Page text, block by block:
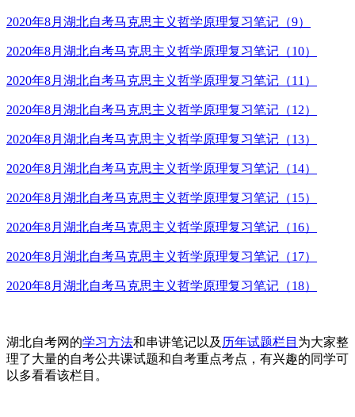
2020年8月湖北自考马克思主义哲学原理复习笔记（9）
2020年8月湖北自考马克思主义哲学原理复习笔记（10）
2020年8月湖北自考马克思主义哲学原理复习笔记（11）
2020年8月湖北自考马克思主义哲学原理复习笔记（12）
2020年8月湖北自考马克思主义哲学原理复习笔记（13）
2020年8月湖北自考马克思主义哲学原理复习笔记（14）
2020年8月湖北自考马克思主义哲学原理复习笔记（15）
2020年8月湖北自考马克思主义哲学原理复习笔记（16）
2020年8月湖北自考马克思主义哲学原理复习笔记（17）
2020年8月湖北自考马克思主义哲学原理复习笔记（18）
湖北自考网的学习方法和串讲笔记以及 历年试题栏目 为大家整
理了大量的自考公共课试题和自考重点考点，有兴趣的同学可
以多看看该栏目。